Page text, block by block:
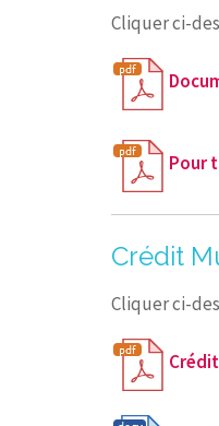
Cliquer ci-
Pour
Crédit
Cliquer ci-